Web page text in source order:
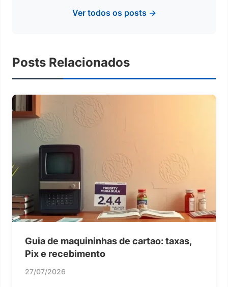
Ver todos os posts →
Posts Relacionados
Guia de maquininhas de cartao: taxas,
Pix e recebimento
27/07/2026